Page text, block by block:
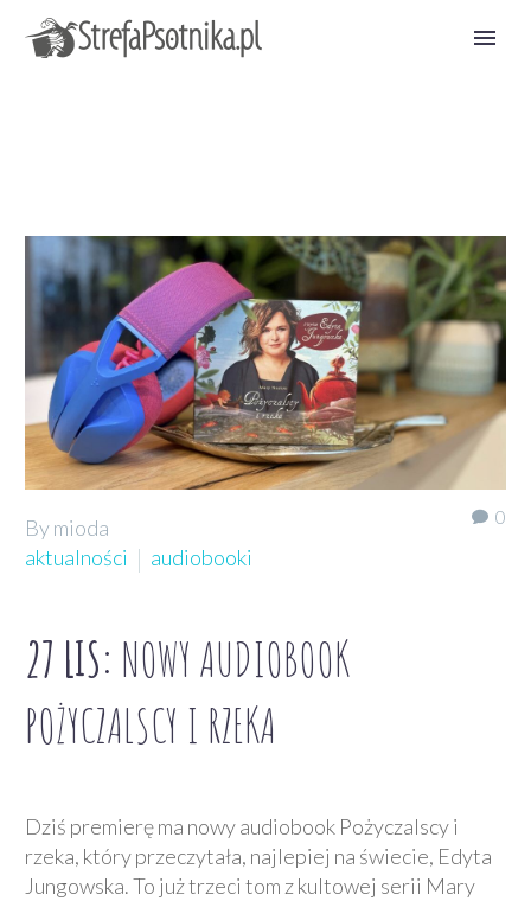
0
By mioda
aktualności
audiobooki
27 LIS: NOWY AUDIOBOOK
POŻYCZALSCY I RZEKA
Dziś premierę ma nowy audiobook Pożyczalscy i
rzeka, który przeczytała, najlepiej na świecie, Edyta
Jungowska. To już trzeci tom z kultowej serii Mary